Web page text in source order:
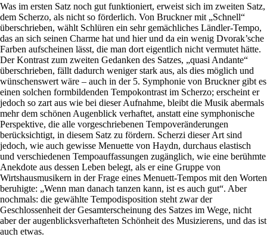
Was im ersten Satz noch gut funktioniert, erweist sich im zweiten Satz,
dem Scherzo, als nicht so förderlich. Von Bruckner mit „Schnell“
überschrieben, wählt Schlüren ein sehr gemächliches Ländler-Tempo,
das an sich seinen Charme hat und hier und da ein wenig Dvorak’sche
Farben aufscheinen lässt, die man dort eigentlich nicht vermutet hätte.
Der Kontrast zum zweiten Gedanken des Satzes, „quasi Andante“
überschrieben, fällt dadurch weniger stark aus, als dies möglich und
wünschenswert wäre – auch in der 5. Symphonie von Bruckner gibt es
einen solchen formbildenden Tempokontrast im Scherzo; erscheint er
jedoch so zart aus wie bei dieser Aufnahme, bleibt die Musik abermals
mehr dem schönen Augenblick verhaftet, anstatt eine symphonische
Perspektive, die alle vorgeschriebenen Tempoveränderungen
berücksichtigt, in diesem Satz zu fördern. Scherzi dieser Art sind
jedoch, wie auch gewisse Menuette von Haydn, durchaus elastisch
und verschiedenen Tempoauffassungen zugänglich, wie eine berühmte
Anekdote aus dessen Leben belegt, als er eine Gruppe von
Wirtshausmusikern in der Frage eines Menuett-Tempos mit den Worten
beruhigte: „Wenn man danach tanzen kann, ist es auch gut“. Aber
nochmals: die gewählte Tempodisposition steht zwar der
Geschlossenheit der Gesamterscheinung des Satzes im Wege, nicht
aber der augenblicksverhafteten Schönheit des Musizierens, und das ist
auch etwas.